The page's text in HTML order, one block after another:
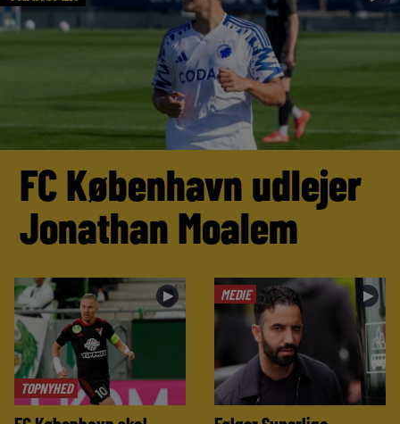
FC København udlejer
Jonathan Moalem
TOPNYHED
► MEDIE ►